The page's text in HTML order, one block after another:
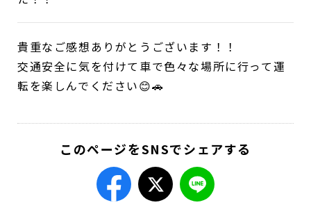
貴重なご感想ありがとうございます！！
交通安全に気を付けて車で色々な場所に行って運
転を楽しんでください😊🚗
このページをSNSでシェアする